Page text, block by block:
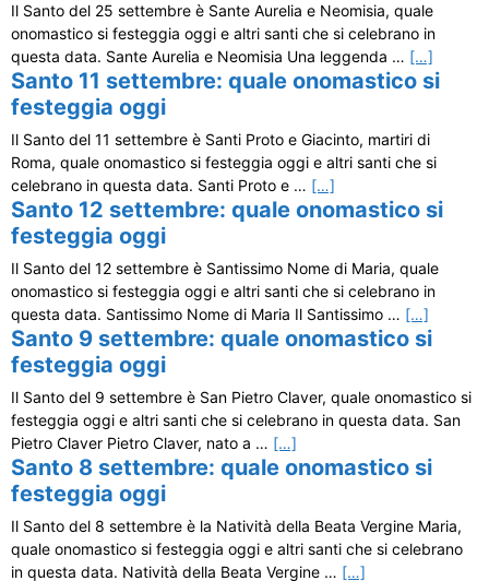
Il Santo del 25 settembre è Sante Aurelia e Neomisia, quale
onomastico si festeggia oggi e altri santi che si celebrano in
questa data. Sante Aurelia e Neomisia Una leggenda … […]
Santo 11 settembre: quale onomastico si
festeggia oggi
Il Santo del 11 settembre è Santi Proto e Giacinto, martiri di
Roma, quale onomastico si festeggia oggi e altri santi che si
celebrano in questa data. Santi Proto e … […]
Santo 12 settembre: quale onomastico si
festeggia oggi
Il Santo del 12 settembre è Santissimo Nome di Maria, quale
onomastico si festeggia oggi e altri santi che si celebrano in
questa data. Santissimo Nome di Maria Il Santissimo … […]
Santo 9 settembre: quale onomastico si
festeggia oggi
Il Santo del 9 settembre è San Pietro Claver, quale onomastico si
festeggia oggi e altri santi che si celebrano in questa data. San
Pietro Claver Pietro Claver, nato a … […]
Santo 8 settembre: quale onomastico si
festeggia oggi
Il Santo del 8 settembre è la Natività della Beata Vergine Maria,
quale onomastico si festeggia oggi e altri santi che si celebrano
in questa data. Natività della Beata Vergine … […]